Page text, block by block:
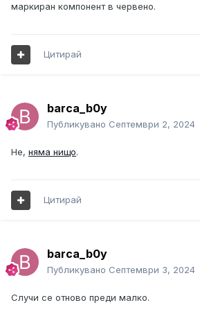
маркиран компонент в червено.
Цитирай
barca_b0y
Публикувано Септември 2, 2024
Не, няма нищо.
Цитирай
barca_b0y
Публикувано Септември 3, 2024
Случи се отново преди малко.